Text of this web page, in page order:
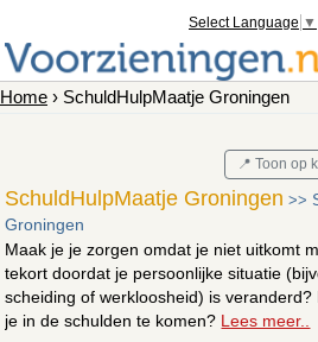
Select Language ▼
Home › SchuldHulpMaatje Groningen
📍 Toon op
SchuldHulpMaatje Groningen >>
Groningen
Maak je je zorgen omdat je niet uitkomt
tekort doordat je persoonlijke situatie
scheiding of werkloosheid) is
je in de schulden te komen? Lees meer..